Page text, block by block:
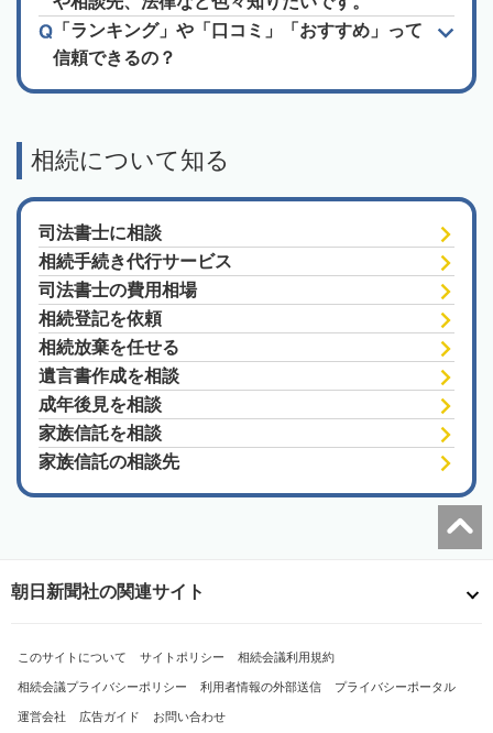
「ランキング」や「口コミ」「おすすめ」って
信頼できるの？
相続について知る
司法書士に相談
相続手続き代行サービス
司法書士の費用相場
相続登記を依頼
相続放棄を任せる
遺言書作成を相談
成年後見を相談
家族信託を相談
家族信託の相談先
朝日新聞社の関連サイト
このサイトについて サイトポリシー 相続会議利用規約
相続会議プライバシーポリシー 利用者情報の外部送信 プライバシーポータル
運営会社 広告ガイド お問い合わせ